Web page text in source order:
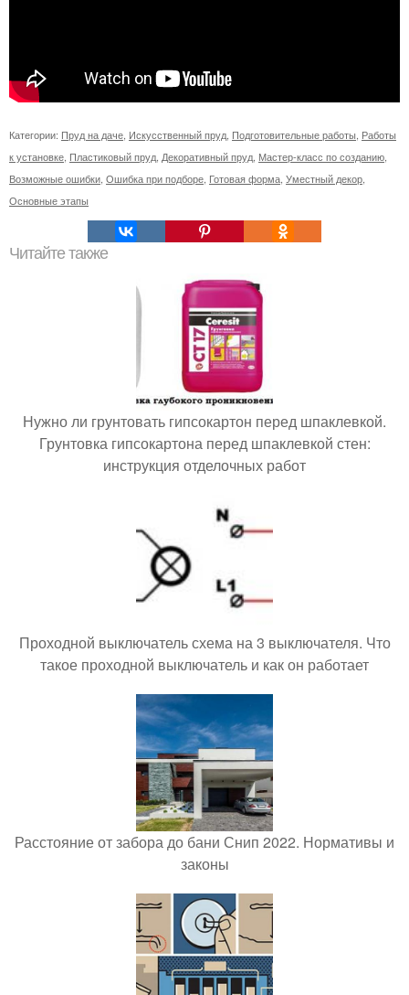
Категории: Пруд на даче Искусственный пруд Подготовительные работы Работы
к установке Пластиковый пруд Декоративный пруд Мастер-класс по созданию
Возможные ошибки Ошибка при подборе Готовая форма Уместный декор
Основные этапы
Читайте также
Нужно ли грунтовать гипсокартон перед шпаклевкой.
Грунтовка гипсокартона перед шпаклевкой стен:
инструкция отделочных работ
Проходной выключатель схема на 3 выключателя. Что
такое проходной выключатель и как он работает
Расстояние от забора до бани Снип 2022. Нормативы и
законы